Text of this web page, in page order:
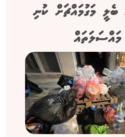
ބެލީ މަގުމައްޗަށް ކުނި
މައްސަލަތައް